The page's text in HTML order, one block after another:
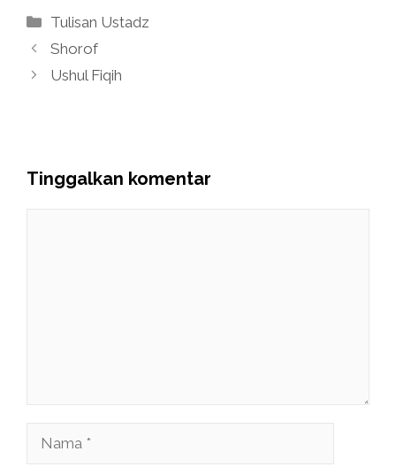
Kategori
Tulisan Ustadz
Shorof
Ushul Fiqih
Tinggalkan komentar
Nama